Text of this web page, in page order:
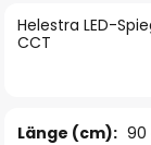
Helestra LED-
CCT
Länge (cm): 90